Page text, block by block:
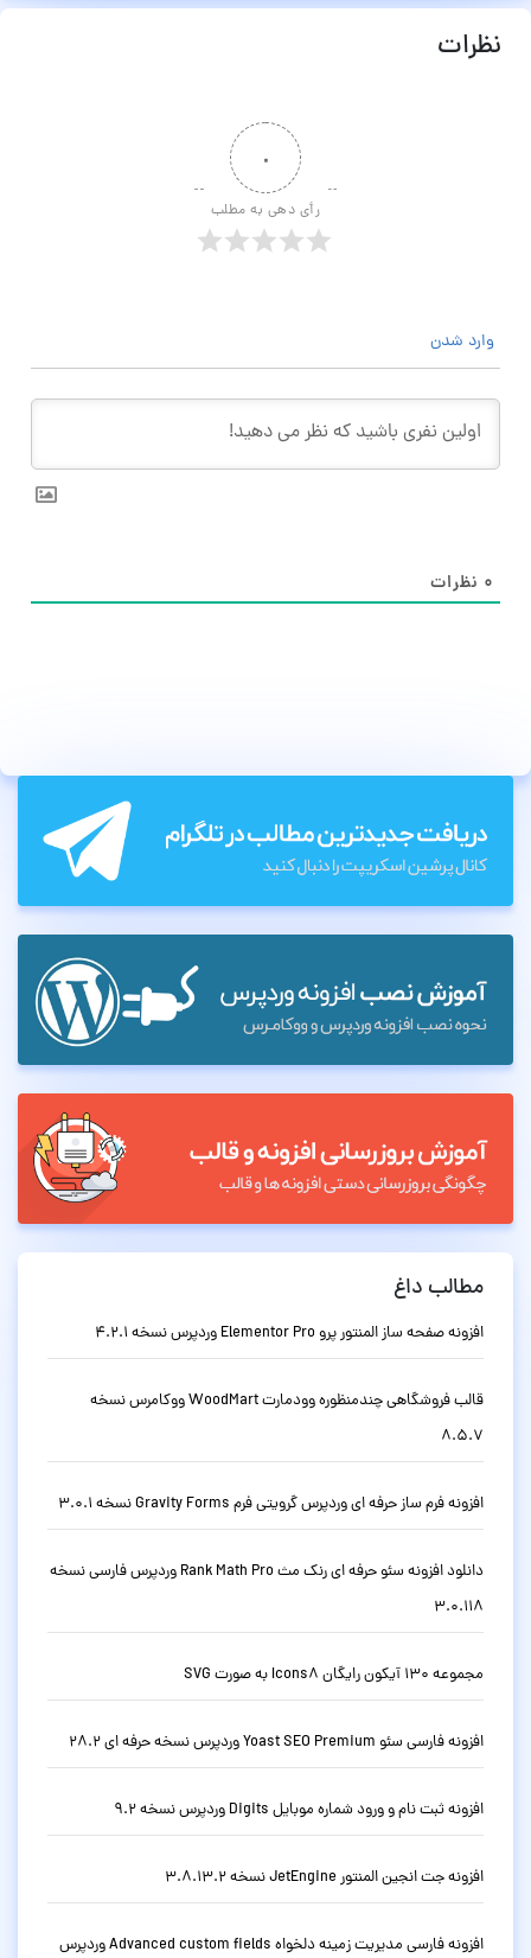
نظرات
۰
رأی دهی به مطلب
وارد شدن
۰ نظرات
مطالب داغ
افزونه صفحه ساز المنتور پرو Elementor Pro وردپرس نسخه 4.2.1
قالب فروشگاهی چندمنظوره وودمارت WoodMart ووکامرس نسخه
8.5.7
افزونه فرم ساز حرفه ای وردپرس گرویتی فرم Gravity Forms نسخه 3.0.1
دانلود افزونه سئو حرفه ای رنک مث Rank Math Pro وردپرس فارسی نسخه
3.0.118
مجموعه 130 آیکون رایگان Icons8 به صورت SVG
افزونه فارسی سئو Yoast SEO Premium وردپرس نسخه حرفه ای 28.2
افزونه ثبت نام و ورود شماره موبایل Digits وردپرس نسخه 9.2
افزونه جت انجین المنتور JetEngine نسخه 3.8.13.2
افزونه فارسی مدیریت زمینه دلخواه Advanced custom fields وردپرس